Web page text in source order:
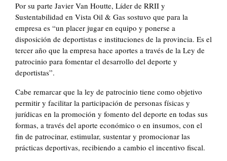
Por su parte Javier Van Houtte, Líder de RRII y
Sustentabilidad en Vista Oil & Gas sostuvo que para la
empresa es “un placer jugar en equipo y ponerse a
disposición de deportistas e instituciones de la provincia. Es el
tercer año que la empresa hace aportes a través de la Ley de
patrocinio para fomentar el desarrollo del deporte y
deportistas”.
Cabe remarcar que la ley de patrocinio tiene como objetivo
permitir y facilitar la participación de personas físicas y
jurídicas en la promoción y fomento del deporte en todas sus
formas, a través del aporte económico o en insumos, con el
fin de patrocinar, estimular, sustentar y promocionar las
prácticas deportivas, recibiendo a cambio el incentivo fiscal.